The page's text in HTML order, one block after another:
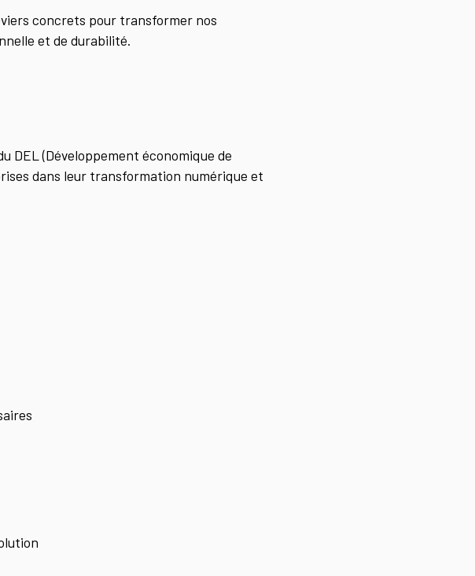
concrets pour transformer nos
et de durabilité.
DEL (Développement économique de
dans leur transformation numérique et